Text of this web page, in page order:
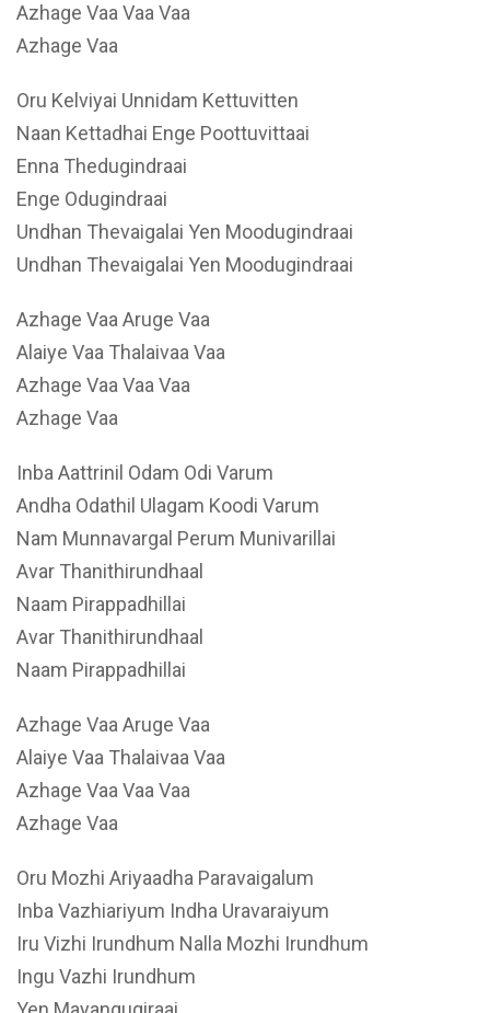
Azhage Vaa Vaa Vaa
Azhage Vaa
Oru Kelviyai Unnidam Kettuvitten
Naan Kettadhai Enge Poottuvittaai
Enna Thedugindraai
Enge Odugindraai
Undhan Thevaigalai Yen Moodugindraai
Undhan Thevaigalai Yen Moodugindraai
Azhage Vaa Aruge Vaa
Alaiye Vaa Thalaivaa Vaa
Azhage Vaa Vaa Vaa
Azhage Vaa
Inba Aattrinil Odam Odi Varum
Andha Odathil Ulagam Koodi Varum
Nam Munnavargal Perum Munivarillai
Avar Thanithirundhaal
Naam Pirappadhillai
Avar Thanithirundhaal
Naam Pirappadhillai
Azhage Vaa Aruge Vaa
Alaiye Vaa Thalaivaa Vaa
Azhage Vaa Vaa Vaa
Azhage Vaa
Oru Mozhi Ariyaadha Paravaigalum
Inba Vazhiariyum Indha Uravaraiyum
Iru Vizhi Irundhum Nalla Mozhi Irundhum
Ingu Vazhi Irundhum